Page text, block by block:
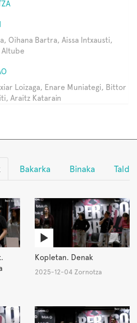
Oihana Bartra, Aissa Intxausti,
Loizaga, Enare Muniategi, Bittor
Araitz Katarain
Bakarka Binaka
Kopletan. Denak
2025-12-04 Zornotza